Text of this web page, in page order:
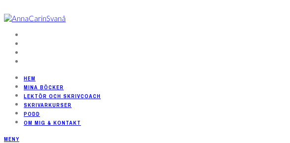
HEM
MINA BÖCKER
LEKTÖR OCH SKRIVCOACH
SKRIVARKURSER
PODD
OM MIG & KONTAKT
MENY